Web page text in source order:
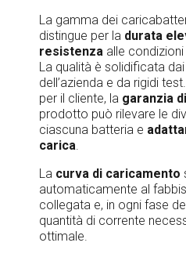
La gamma dei
distingue per la durata
resistenza alle
La qualità è solidificata
dell’azienda e da rigidi
per il cliente, la garanzia
prodotto può rilevare le
ciascuna batteria e
carica.
La curva di caricamento
automaticamente al
collegata e, in ogni fase
quantità di corrente
ottimale.